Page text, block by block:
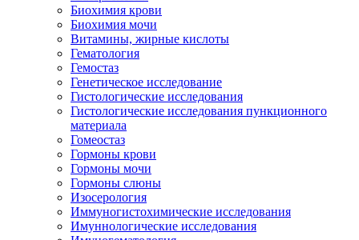
Биохимия крови
Биохимия мочи
Витамины, жирные кислоты
Гематология
Гемостаз
Генетическое исследование
Гистологические исследования
Гистологические исследования пункционного
материала
Гомеостаз
Гормоны крови
Гормоны мочи
Гормоны слюны
Изосерология
Иммуногистохимические исследования
Имуннологические исследования